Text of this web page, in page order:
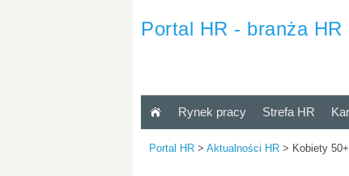
Portal HR - branża
Rynek pracy Strefa HR
Portal HR > Aktualności HR > Kobiety